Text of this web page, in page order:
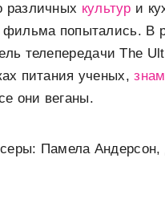
различных культур и
попытались. В
телепередачи The
питания ученых,
они веганы.
Памела